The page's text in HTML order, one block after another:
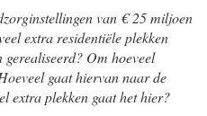
van € 25 miljoen
extra residentiële plekken
Om hoeveel
gaat hiervan naar de
extra plekken gaat het hier?